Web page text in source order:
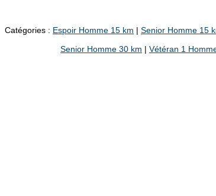
Catégories : Espoir Homme 15 km | Senior Homme 15
Senior Homme 30 km | Vétéran 1